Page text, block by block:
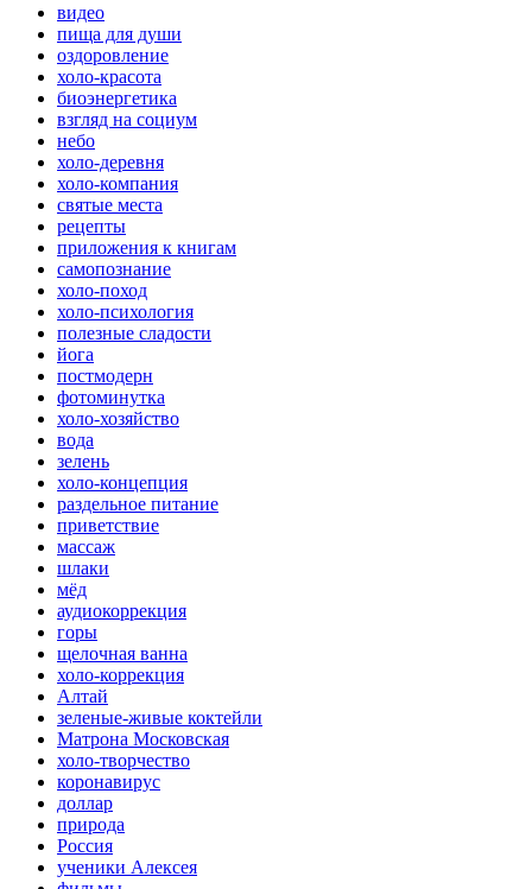
видео
пища для души
оздоровление
холо-красота
биоэнергетика
взгляд на социум
небо
холо-деревня
холо-компания
святые места
рецепты
приложения к книгам
самопознание
холо-поход
холо-психология
полезные сладости
йога
постмодерн
фотоминутка
холо-хозяйство
вода
зелень
холо-концепция
раздельное питание
приветствие
массаж
шлаки
мёд
аудиокоррекция
горы
щелочная ванна
холо-коррекция
Алтай
зеленые-живые коктейли
Матрона Московская
холо-творчество
коронавирус
доллар
природа
Россия
ученики Алексея